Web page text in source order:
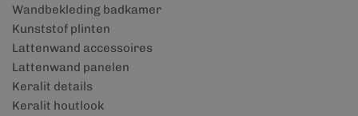
Wandbekleding badkamer
Kunststof plinten
Lattenwand accessoires
Lattenwand panelen
Keralit details
Keralit houtlook